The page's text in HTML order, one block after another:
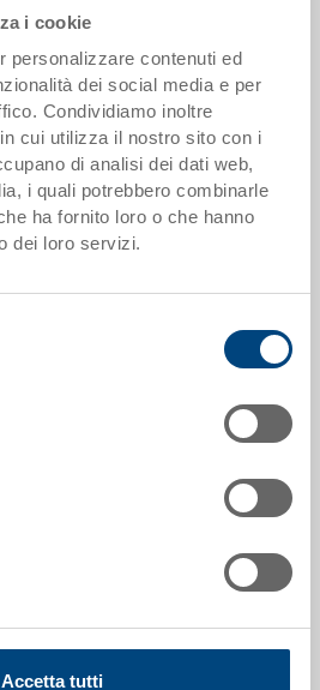
i cookie
personalizzare contenuti ed
dei social media e per
Condividiamo inoltre
cui utilizza il nostro sito con i
di analisi dei dati web,
i quali potrebbero combinarle
ha fornito loro o che hanno
dei loro servizi.
Accetta tutti
Prezzo
EUR 26,97
quantità secondo le unità di imballo.